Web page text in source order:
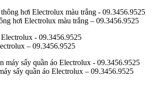
hơi Electrolux màu trắng – 09.3456.9525
– 09.3456.9525
sấy quần áo Electrolux – 09.3456.9525